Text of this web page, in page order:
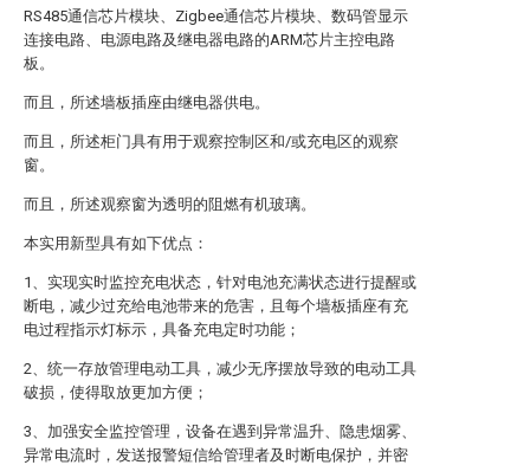
RS485通信芯片模块、Zigbee通信芯片模块、数码管显示
连接电路、电源电路及继电器电路的ARM芯片主控电路
板。
而且，所述墙板插座由继电器供电。
而且，所述柜门具有用于观察控制区和/或充电区的观察
窗。
而且，所述观察窗为透明的阻燃有机玻璃。
本实用新型具有如下优点：
1、实现实时监控充电状态，针对电池充满状态进行提醒或
断电，减少过充给电池带来的危害，且每个墙板插座有充
电过程指示灯标示，具备充电定时功能；
2、统一存放管理电动工具，减少无序摆放导致的电动工具
破损，使得取放更加方便；
3、加强安全监控管理，设备在遇到异常温升、隐患烟雾、
异常电流时，发送报警短信给管理者及时断电保护，并密